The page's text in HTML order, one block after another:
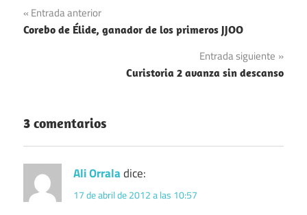
Navegación
de
Entrada anterior
Corebo de Élide, ganador de los primeros JJOO
Entrada siguiente
Curistoria 2 avanza sin descanso
3 comentarios
Ali Orraladice:
17 de abril de 2012 a las 10:57